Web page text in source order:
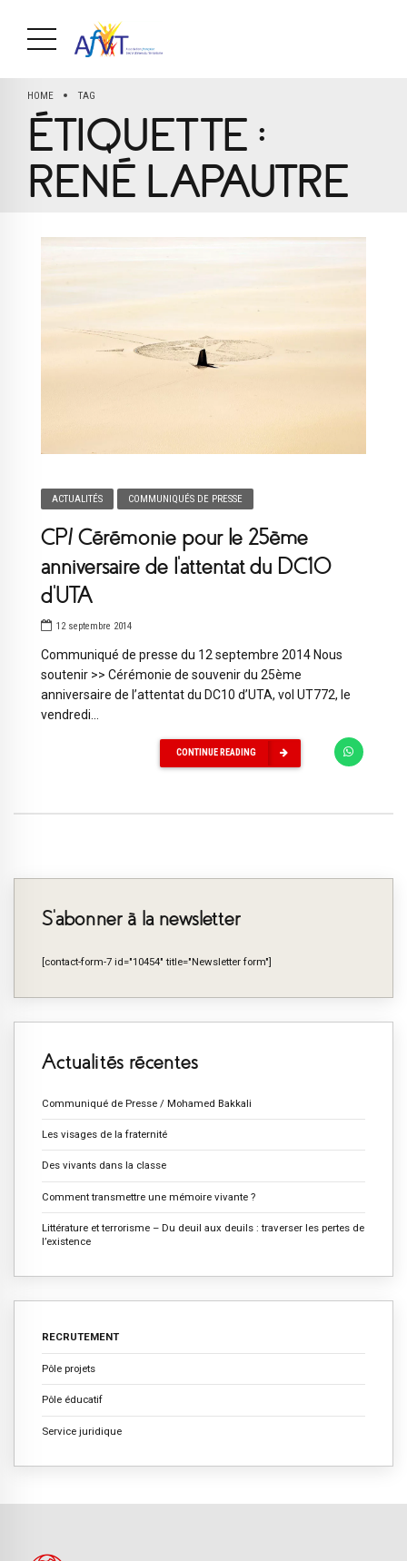
HOME TAG
ÉTIQUETTE :
RENÉ LAPAUTRE
ACTUALITÉS COMMUNIQUÉS DE PRESSE
CP/ Cérémonie pour le 25ème
anniversaire de l’attentat du DC10
d’UTA
12 septembre 2014
Communiqué de presse du 12 septembre 2014 Nous
soutenir >> Cérémonie de souvenir du 25ème
anniversaire de l’attentat du DC10 d’UTA, vol UT772, le
vendredi...
CONTINUE READING
S’abonner à la newsletter
[contact-form-7 id="10454" title="Newsletter form"]
Actualités récentes
Communiqué de Presse / Mohamed Bakkali
Les visages de la fraternité
Des vivants dans la classe
Comment transmettre une mémoire vivante ?
Littérature et terrorisme – Du deuil aux deuils : traverser les pertes de
l’existence
RECRUTEMENT
Pôle projets
Pôle éducatif
Service juridique